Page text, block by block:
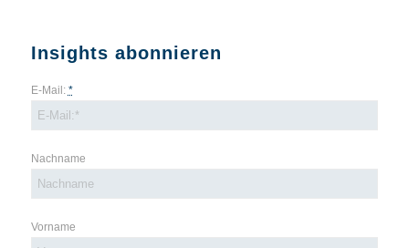
Insights abonnieren
E-Mail: *
Nachname
Vorname